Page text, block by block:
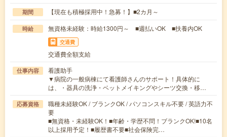
期間 【現在も積極採用中！急募！】■2カ月～
時給 無資格未経験：時給1300円～ ■週払いOK ■扶養内OK
交通費
交通費全額支給
仕事内容
看護助手
▼病院の一般病棟にて看護師さんのサポート！具体的に
は、・器具の洗浄・ベットメイキングやシーツ交換・移…
応募資格
職種未経験OK / ブランクOK / パソコンスキル不要 / 英語力不
要
■無資格・未経験OK！■年齢・学歴不問！ブランクOK!■10名
以上採用予定！■履歴書不要■社会保険完…